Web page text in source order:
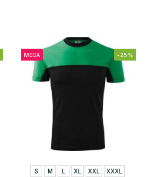
MEGA -25%
S M L XL XXL
XXXL